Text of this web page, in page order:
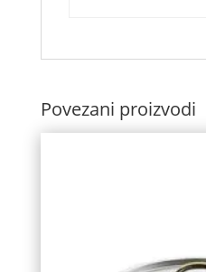
Povezani proizvodi